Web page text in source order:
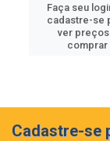
Faça seu
cadastre-se
ver preços
comprar
Cadastre-se